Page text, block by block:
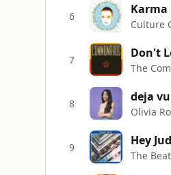
6 Karma
Culture
7 Don't
The
8 deja vu
Olivia
9 Hey
The